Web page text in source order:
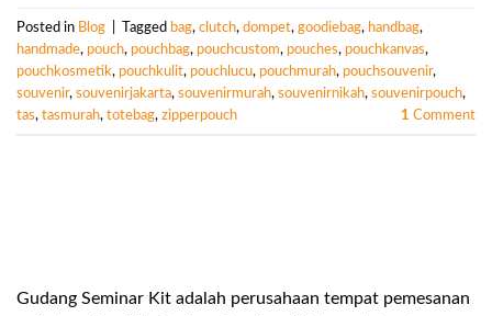
Posted in Blog Tagged bag, clutch, dompet, goodiebag, handbag,
handmade, pouch, pouchbag, pouchcustom, pouches, pouchkanvas,
pouchkosmetik, pouchkulit, pouchlucu, pouchmurah, pouchsouvenir,
souvenir, souvenirjakarta, souvenirmurah, souvenirnikah, souvenirpouch,
tas, tasmurah, totebag, zipperpouch 1 Comment
Gudang Seminar Kit adalah perusahaan tempat pemesanan